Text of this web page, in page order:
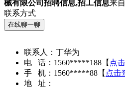
械有限公司招聘信息,招工信息来自
联系方式
在线聊一聊
联系人： 丁华为
电 话： 1560*****188 【 点
手 机： 1560*****88 【 点击
地 址：